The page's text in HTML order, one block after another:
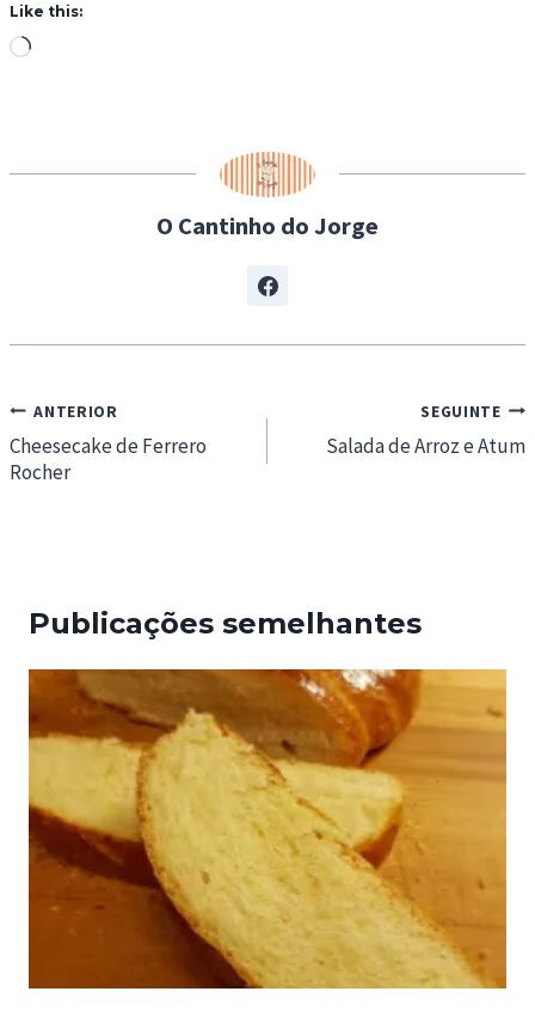
Like this:
L
i
O Cantinho do Jorge
Navegação
de
artigos
ANTERIOR
Cheesecake de Ferrero
Rocher
SEGUINTE
Salada de Arroz e Atum
Publicações semelhantes